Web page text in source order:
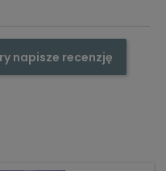
napisze recenzję